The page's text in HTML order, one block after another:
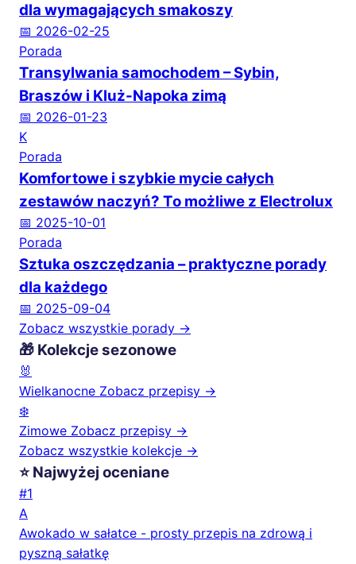
dla wymagających smakoszy
📅 2026-02-25
Porada
Transylwania samochodem – Sybin,
Braszów i Kluż-Napoka zimą
📅 2026-01-23
K
Porada
Komfortowe i szybkie mycie całych
zestawów naczyń? To możliwe z Electrolux
📅 2025-10-01
Porada
Sztuka oszczędzania – praktyczne porady
dla każdego
📅 2025-09-04
Zobacz wszystkie porady →
🎁 Kolekcje sezonowe
🐰
Wielkanocne Zobacz przepisy →
❄️
Zimowe Zobacz przepisy →
Zobacz wszystkie kolekcje →
⭐ Najwyżej oceniane
#1
A
Awokado w sałatce - prosty przepis na zdrową i
pyszną sałatkę